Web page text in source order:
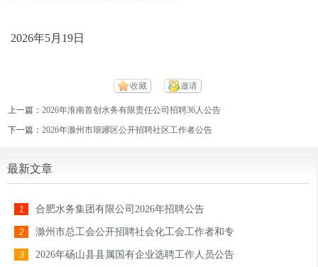
2026年5月19日
收藏 邀请
上一篇：2026年淮南首创水务有限责任公司招聘36人公告
下一篇：2026年滁州市琅琊区公开招聘社区工作者公告
最新文章
1 合肥水务集团有限公司2026年招聘公告
2 滁州市总工会公开招聘社会化工会工作者和专
3 2026年砀山县县属国有企业选聘工作人员公告